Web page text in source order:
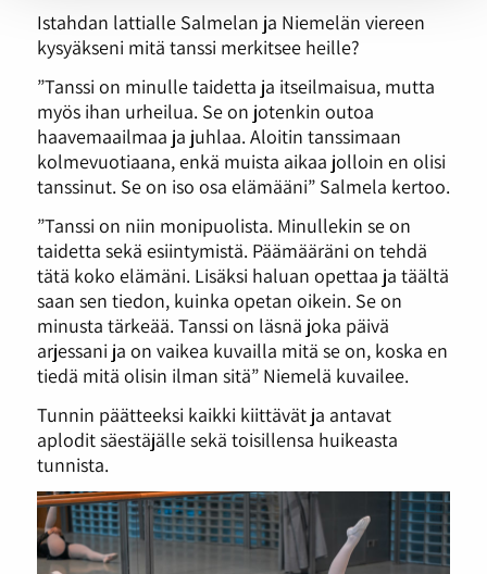
Istahdan lattialle Salmelan ja Niemelän viereen
kysyäkseni mitä tanssi merkitsee heille?
”Tanssi on minulle taidetta ja itseilmaisua, mutta
myös ihan urheilua. Se on jotenkin outoa
haavemaailmaa ja juhlaa. Aloitin tanssimaan
kolmevuotiaana, enkä muista aikaa jolloin en olisi
tanssinut. Se on iso osa elämääni” Salmela kertoo.
”Tanssi on niin monipuolista. Minullekin se on
taidetta sekä esiintymistä. Päämääräni on tehdä
tätä koko elämäni. Lisäksi haluan opettaa ja täältä
saan sen tiedon, kuinka opetan oikein. Se on
minusta tärkeää. Tanssi on läsnä joka päivä
arjessani ja on vaikea kuvailla mitä se on, koska en
tiedä mitä olisin ilman sitä” Niemelä kuvailee.
Tunnin päätteeksi kaikki kiittävät ja antavat
aplodit säestäjälle sekä toisillensa huikeasta
tunnista.